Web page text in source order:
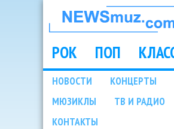
НОВОСТИ
МУЗЫКИ И
ШОУ БИЗНЕСА
NEWSMUZ.COM
Main menu
РОК ПОП
НОВОСТИ КОНЦЕРТЫ
МЮЗИКЛЫ
ТВ И РАДИО
КОНТАКТЫ